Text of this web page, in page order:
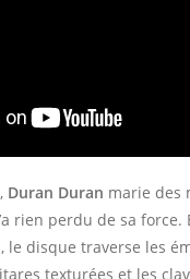
, Duran Duran marie des
rien perdu de sa
le disque traverse les
texturées et les